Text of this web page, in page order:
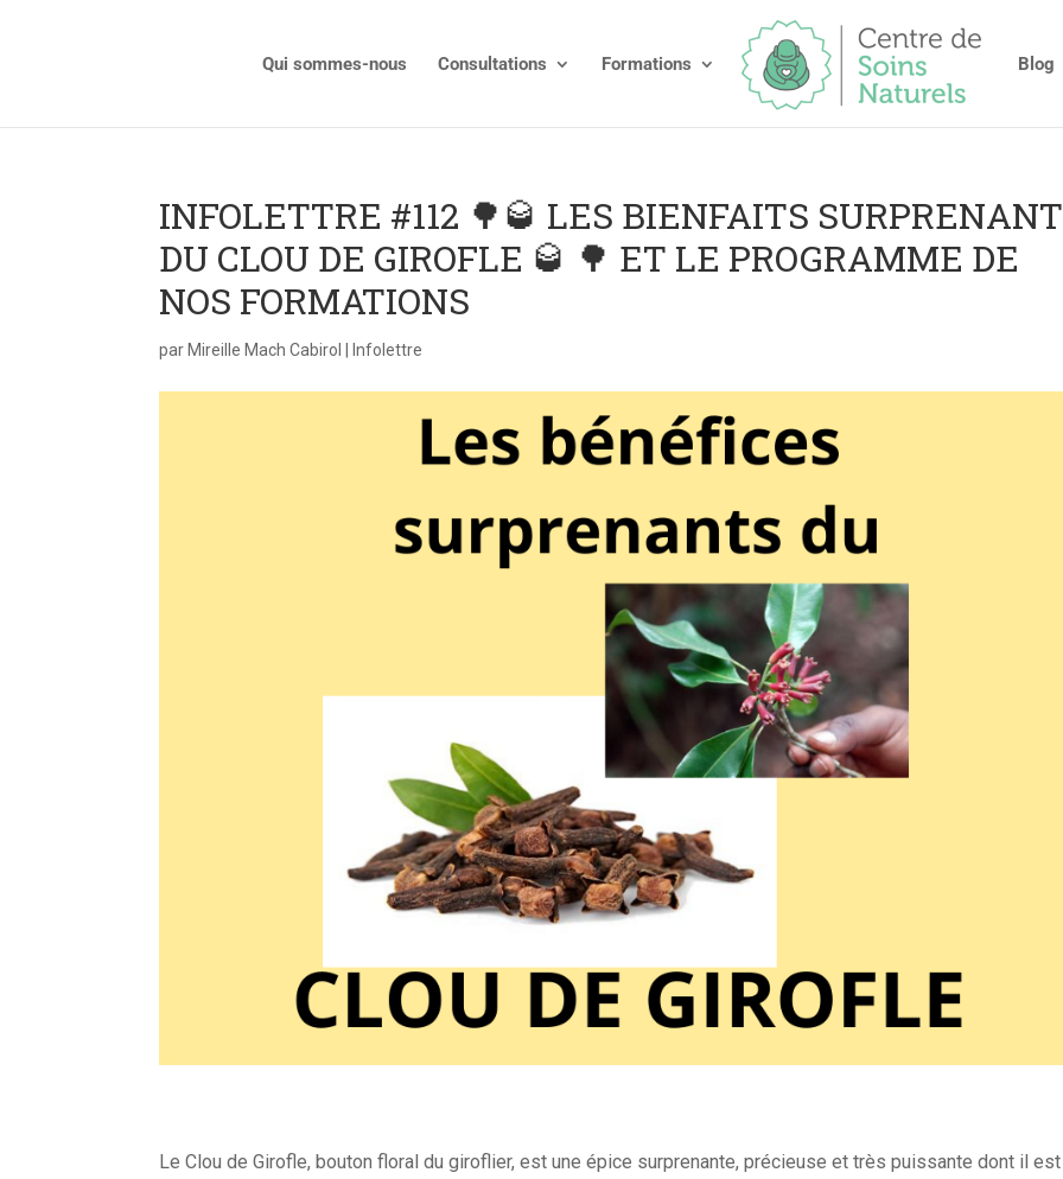
Qui sommes-nous Consultations Formations Blog
INFOLETTRE #112 🌳🥃 LES BIENFAITS
DU CLOU DE GIROFLE 🥃 🌳 ET LE PROGRAMME DE
NOS FORMATIONS
par Mireille Mach Cabirol Infolettre
Le Clou de Girofle, bouton floral du giroflier, est une épice surprenante, précieuse et très puissante dont il est